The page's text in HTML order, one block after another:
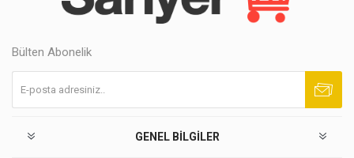
Bülten Abonelik
GENEL BILGILER